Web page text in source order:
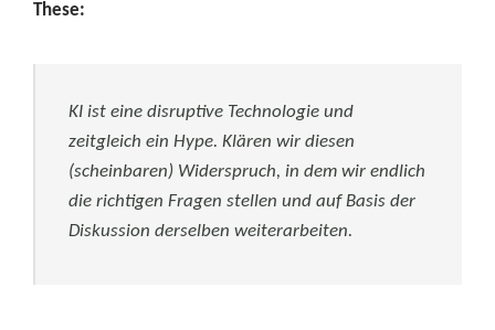
These:
KI ist eine disruptive Technologie und
zeitgleich ein Hype. Klären wir diesen
(scheinbaren) Widerspruch, in dem wir endlich
die richtigen Fragen stellen und auf Basis der
Diskussion derselben weiterarbeiten.